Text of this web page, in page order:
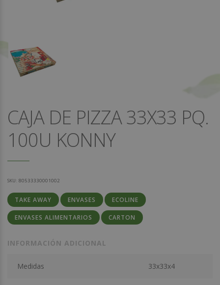
CAJA DE PIZZA 33X33 PQ.
100U KONNY
SKU: 80533330001002
TAKE AWAY ENVASES ECOLINE
ENVASES ALIMENTARIOS CARTON
INFORMACIÓN ADICIONAL
Medidas 33x33x4